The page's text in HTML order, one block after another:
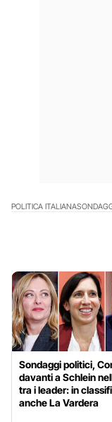
POLITICA ITALIANA
Sondaggi politici,
davanti a Schlein
tra i leader: in
anche La Vardera